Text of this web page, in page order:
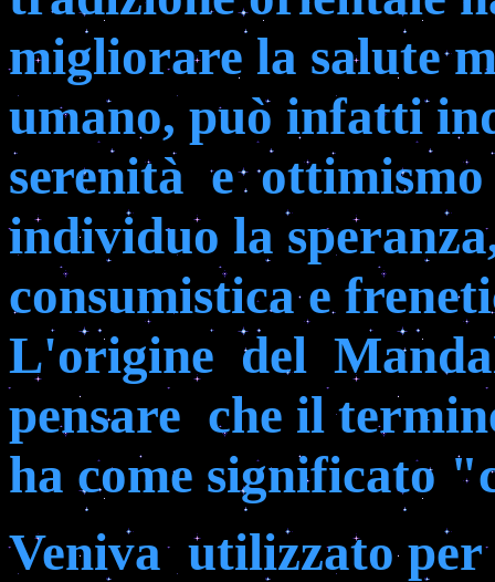
migliorare la salute
umano, può infatti
serenità e ottimismo
individuo la
consumistica e
L'origine del
pensare che il
ha come significato
Veniva utilizzato